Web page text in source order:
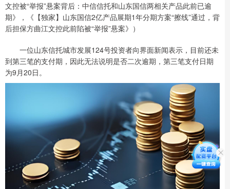
文控被“举报”悬案背后：中信信托和山东国信两相关产品此前已逾
期》，《【独家】山东国信2亿产品展期1年分期方案“擦线”通过，背
后担保方曲江文控此前陷被“举报”悬案》）
一位山东信托城市发展124号投资者向界面新闻表示，目前还未
到第三笔的支付期，因此无法说明是否二次逾期，第三笔支付日期
为9月20日。